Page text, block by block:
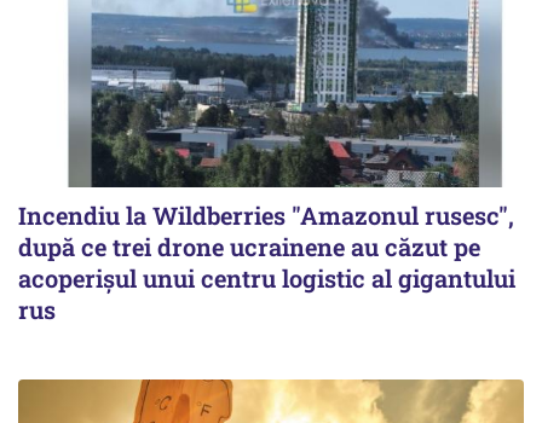
Incendiu la Wildberries "Amazonul rusesc",
după ce trei drone ucrainene au căzut pe
acoperişul unui centru logistic al gigantului
rus